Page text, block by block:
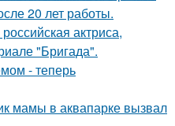
20 лет работы.
актриса,
"Бригада".
- теперь
мамы в аквапарке вызвал